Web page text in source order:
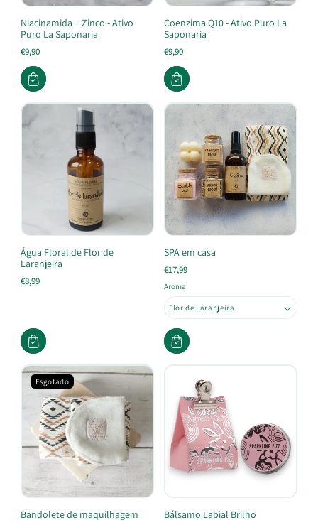
Niacinamida + Zinco - Ativo
Puro La Saponaria
€9,90
Coenzima Q10 - Ativo Puro La
Saponaria
€9,90
Água Floral de Flor de
Laranjeira
€8,99
SPA em casa
€17,99
Aroma
Esgotado
Bandolete de maquilhagem Bálsamo Labial Brilho